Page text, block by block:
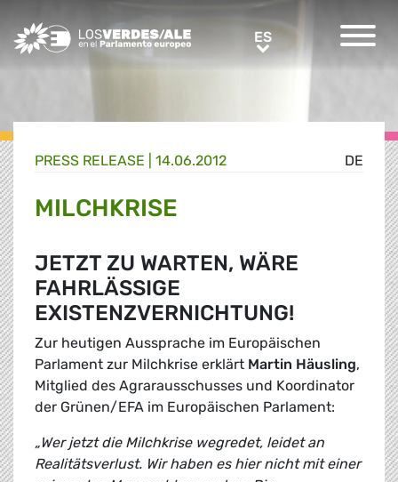
Greens/EFA Home ESES
DE
PRESS RELEASE | 14.06.2012
MILCHKRISE
JETZT ZU WARTEN, WÄRE
FAHRLÄSSIGE
EXISTENZVERNICHTUNG!
Zur heutigen Aussprache im Europäischen
Parlament zur Milchkrise erklärt Martin Häusling,
Mitglied des Agrarausschusses und Koordinator
der Grünen/EFA im Europäischen Parlament:
„Wer jetzt die Milchkrise wegredet, leidet an
Realitätsverlust. Wir haben es hier nicht mit einer